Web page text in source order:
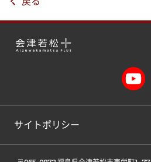
サイトポリシー